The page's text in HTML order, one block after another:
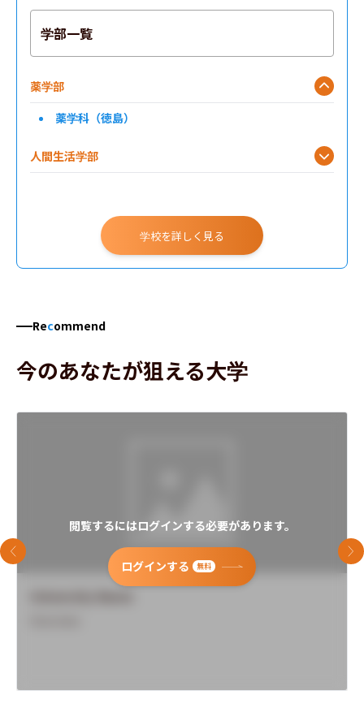
学部一覧
薬学部
薬学科（徳島）
人間生活学部
学校を詳しく見る
Recommend
今のあなたが狙える大学
閲覧するにはログインする必要があります。
ログインする 無料
前のスライド 次